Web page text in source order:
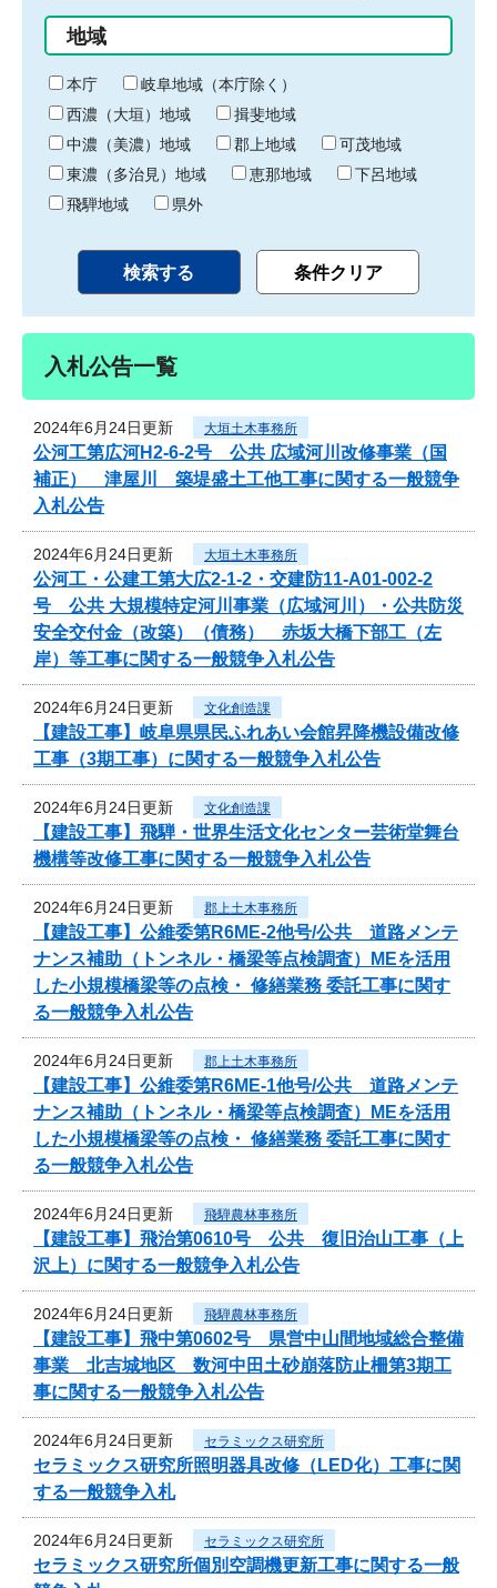
始
り
間
終
わ
り
地域
本庁
岐阜地域（本庁除く）
西濃（大垣）地域
揖斐地域
中濃（美濃）地域
郡上地域
可茂地域
東濃（多治見）地域
恵那地域
下呂地域
飛騨地域
県外
入札公告一覧
2024年6月24日更新 大垣土木事務所
公河工第広河H2-6-2号 公共 広域河川改修事業（国
補正） 津屋川 築堤盛土工他工事に関する一般競争
入札公告
2024年6月24日更新 大垣土木事務所
公河工・公建工第大広2-1-2・交建防11-A01-002-2
号 公共 大規模特定河川事業（広域河川）・公共防災
安全交付金（改築）（債務） 赤坂大橋下部工（左
岸）等工事に関する一般競争入札公告
2024年6月24日更新 文化創造課
【建設工事】岐阜県県民ふれあい会館昇降機設備改修
工事（3期工事）に関する一般競争入札公告
2024年6月24日更新 文化創造課
【建設工事】飛騨・世界生活文化センター芸術堂舞台
機構等改修工事に関する一般競争入札公告
2024年6月24日更新 郡上土木事務所
【建設工事】公維委第R6ME-2他号/公共 道路メンテ
ナンス補助（トンネル・橋梁等点検調査）MEを活用
した小規模橋梁等の点検・ 修繕業務 委託工事に関す
る一般競争入札公告
2024年6月24日更新 郡上土木事務所
【建設工事】公維委第R6ME-1他号/公共 道路メンテ
ナンス補助（トンネル・橋梁等点検調査）MEを活用
した小規模橋梁等の点検・ 修繕業務 委託工事に関す
る一般競争入札公告
2024年6月24日更新 飛騨農林事務所
【建設工事】飛治第0610号 公共 復旧治山工事（上
沢上）に関する一般競争入札公告
2024年6月24日更新 飛騨農林事務所
【建設工事】飛中第0602号 県営中山間地域総合整備
事業 北吉城地区 数河中田土砂崩落防止柵第3期工
事に関する一般競争入札公告
2024年6月24日更新 セラミックス研究所
セラミックス研究所照明器具改修（LED化）工事に関
する一般競争入札
2024年6月24日更新 セラミックス研究所
セラミックス研究所個別空調機更新工事に関する一般